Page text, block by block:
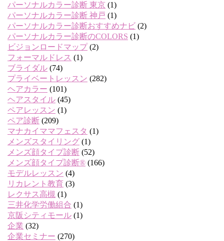
パーソナルカラー診断 東京 (1)
パーソナルカラー診断 神戸 (1)
パーソナルカラー診断おすすめナビ (2)
パーソナルカラー診断のCOLORS (1)
ビジョンロードマップ(2)
フォーマルドレス (1)
ブライダル (74)
プライベートレッスン (282)
ヘアカラー (101)
ヘアスタイル (45)
ペアレッスン (1)
ペア診断 (209)
マナカイママフェスタ (1)
メンズスタイリング (1)
メンズ顔タイプ診断 (52)
メンズ顔タイプ診断® (166)
モデルレッスン (4)
リカレント教育 (3)
レクサス高槻 (1)
三井化学労働組合 (1)
京阪シティモール (1)
企業 (32)
企業セミナー (270)